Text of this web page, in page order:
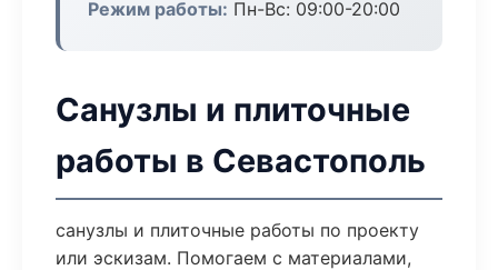
Режим работы: Пн-Вс: 09:00-20:00
Санузлы и плиточные
работы в Севастополь
санузлы и плиточные работы по проекту
или эскизам. Помогаем с материалами,